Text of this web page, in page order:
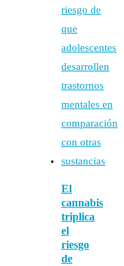
El
cannabis
triplica
el
riesgo
de